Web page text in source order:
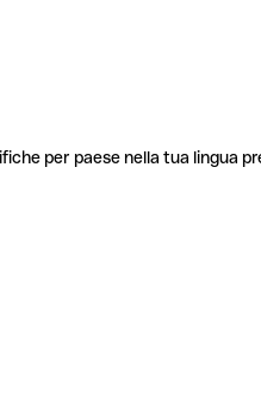
per paese nella tua lingua